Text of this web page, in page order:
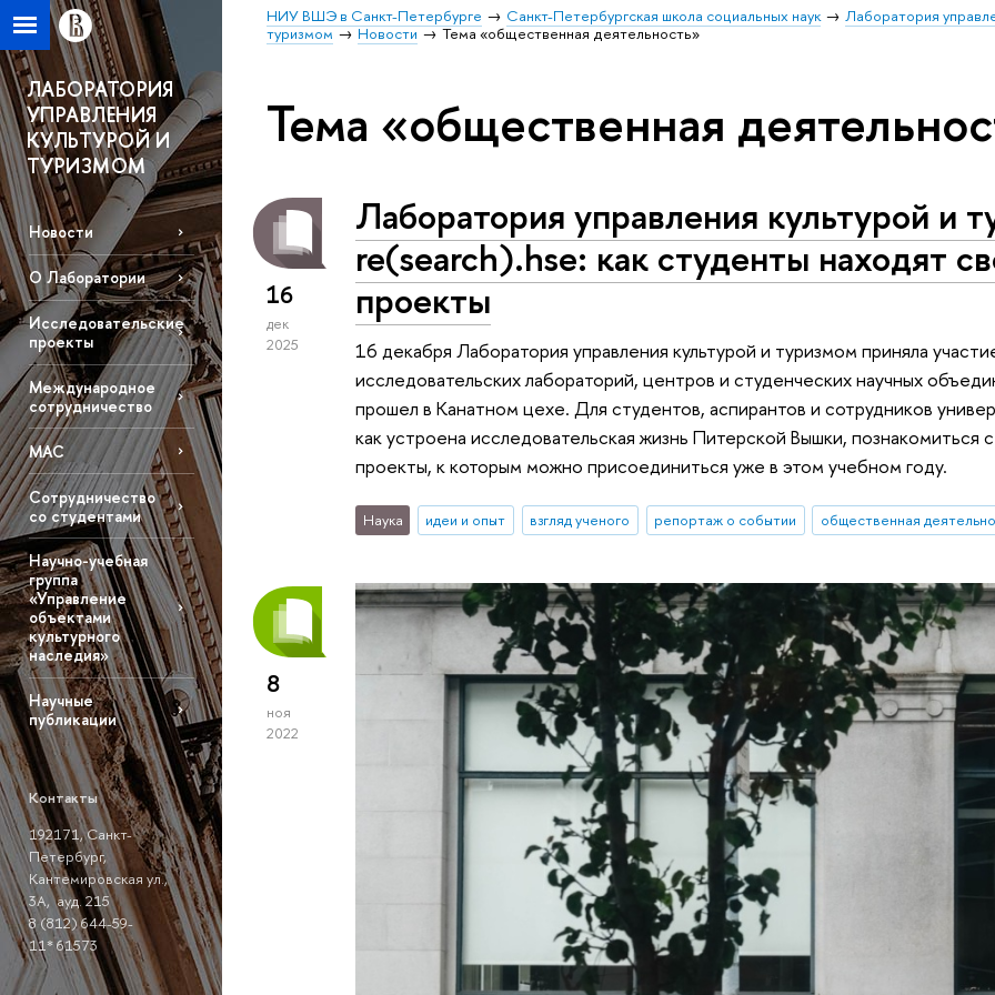
НИУ ВШЭ в Санкт-Петербурге Санкт-Петербургская школа социальных наук
Лаборатория
туризмом
Новости Тема «общественная деятельность»
ЛАБОРАТОРИЯ
УПРАВЛЕНИЯ
КУЛЬТУРОЙ И
ТУРИЗМОМ
Новости
О Лаборатории
Исследовательские
проекты
Международное
сотрудничество
МАС
Сотрудничество
со студентами
Научно-учебная
группа
«Управление
объектами
культурного
наследия»
Научные
публикации
Контакты
192171, Санкт-
Петербург,
Кантемировская ул.,
3A, ауд. 215
8 (812) 644-59-
11* 61573
Тема «общественная
16
дек
2025
Лаборатория управления культурой и
re(search).hse: как студенты находят
проекты
16 декабря Лаборатория управления культурой и туризмом приняла
исследовательских лабораторий, центров и студенческих научных
прошел в Канатном цехе. Для студентов, аспирантов и сотрудников
как устроена исследовательская жизнь Питерской Вышки, познакомиться
проекты, к которым можно присоединиться уже в этом учебном году.
Наука идеи и опыт взгляд ученого репортаж о событии общественная
8
ноя
2022